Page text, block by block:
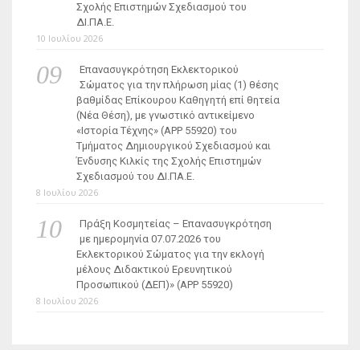
Σχολής Επιστημών Σχεδιασμού του
ΔΙ.ΠΑ.Ε.
10 Ιουλίου 2026
Επανασυγκρότηση Εκλεκτορικού
Σώματος για την πλήρωση μίας (1) θέσης
βαθμίδας Επίκουρου Καθηγητή επί θητεία
(Νέα Θέση), με γνωστικό αντικείμενο
«Ιστορία Τέχνης» (ΑΡΡ 55920) του
Τμήματος Δημιουργικού Σχεδιασμού και
Ένδυσης Κιλκίς της Σχολής Επιστημών
Σχεδιασμού του ΔΙ.ΠΑ.Ε.
8 Ιουλίου 2026
Πράξη Κοσμητείας – Επανασυγκρότηση
με ημερομηνία 07.07.2026 του
Εκλεκτορικού Σώματος για την εκλογή
μέλους Διδακτικού Ερευνητικού
Προσωπικού (ΔΕΠ)» (APP 55920)
8 Ιουλίου 2026